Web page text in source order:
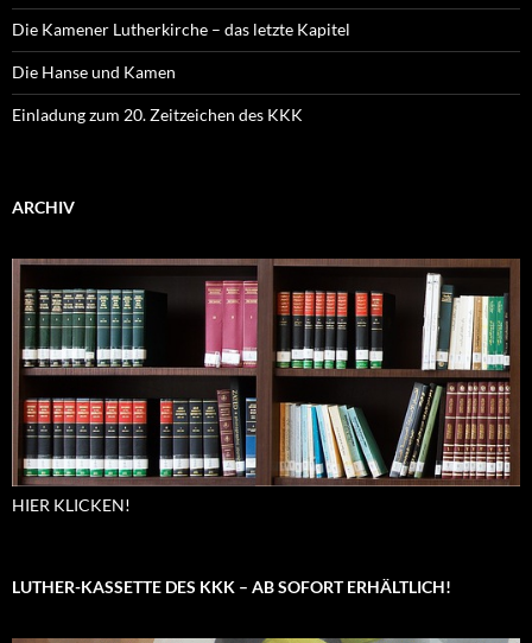
Die Kamener Lutherkirche – das letzte Kapitel
Die Hanse und Kamen
Einladung zum 20. Zeitzeichen des KKK
ARCHIV
HIER KLICKEN!
LUTHER-KASSETTE DES KKK – AB SOFORT ERHÄLTLICH!